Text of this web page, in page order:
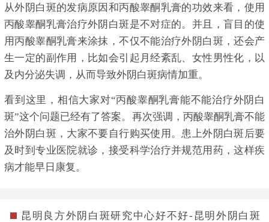
从外阴白斑的发病原因和丙酸睾酮乳膏的功效来看，使用
丙酸睾酮乳膏治疗外阴白斑是不对症的。并且，盲目的使
用丙酸睾酮乳膏来涂抹，不仅不能治疗外阴白斑，还会产
生一定的副作用，比如会引起月经紊乱、女性男性化，以
及内分泌失调，从而导致外阴白斑病情加重。
看到这里，相信大家对“丙酸睾酮乳膏能不能治疗外阴白
斑”这个问题已经有了答案。再次强调，丙酸睾酮乳膏不能
治外阴白斑，大家不要自行购买使用。患上外阴白斑后要
及时到专业医院就诊，接受科学治疗并规范用药，这样疾
病才能早日康复。
昆明良方外阴白斑研究中心好不好-昆明外阴白斑